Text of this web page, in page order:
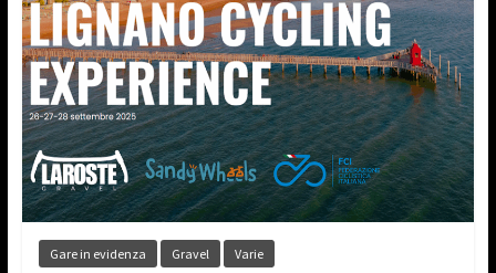
Gare in evidenza Gravel Varie